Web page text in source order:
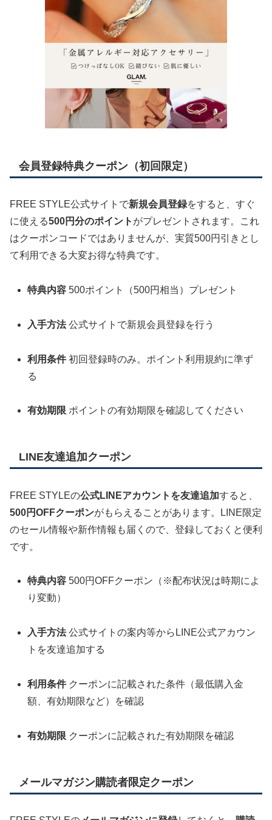
会員登録特典クーポン（初回限定）
FREE STYLE公式サイトで新規会員登録をすると、すぐ
に使える500円分のポイント がプレゼントされます。これ
はクーポンコードではありませんが、実質500円引きとし
て利用できる大変お得な特典です。
特典内容 500ポイント（500円相当）プレゼント
入手方法公式サイトで新規会員登録を行う
利用条件初回登録時のみ。ポイント利用規約に準ず
る
有効期限 ポイントの有効期限を確認してください
LINE友達追加クーポン
FREE STYLEの公式LINEアカウントを友達追加すると、
500円OFFクーポンがもらえることがあります。LINE限定
のセール情報や新作情報も届くので、登録しておくと便利
です。
特典内容 500円OFFクーポン（※配布状況は時期によ
り変動）
入手方法公式サイトの案内等からLINE公式アカウン
トを友達追加する
利用条件クーポンに記載された条件（最低購入金
額、有効期限など）を確認
有効期限 クーポンに記載された有効期限を確認
メールマガジン購読者限定クーポン